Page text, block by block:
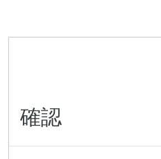
確認